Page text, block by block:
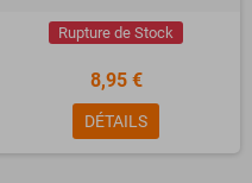
Rupture de Stock
8,95 €
DÉTAILS